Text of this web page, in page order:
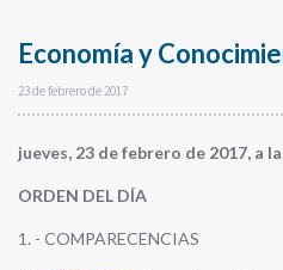
Economía y
23 de febrero de 2017
jueves, 23 de febrero de 2017, a
ORDEN DEL DÍA
1. - COMPARECENCIAS